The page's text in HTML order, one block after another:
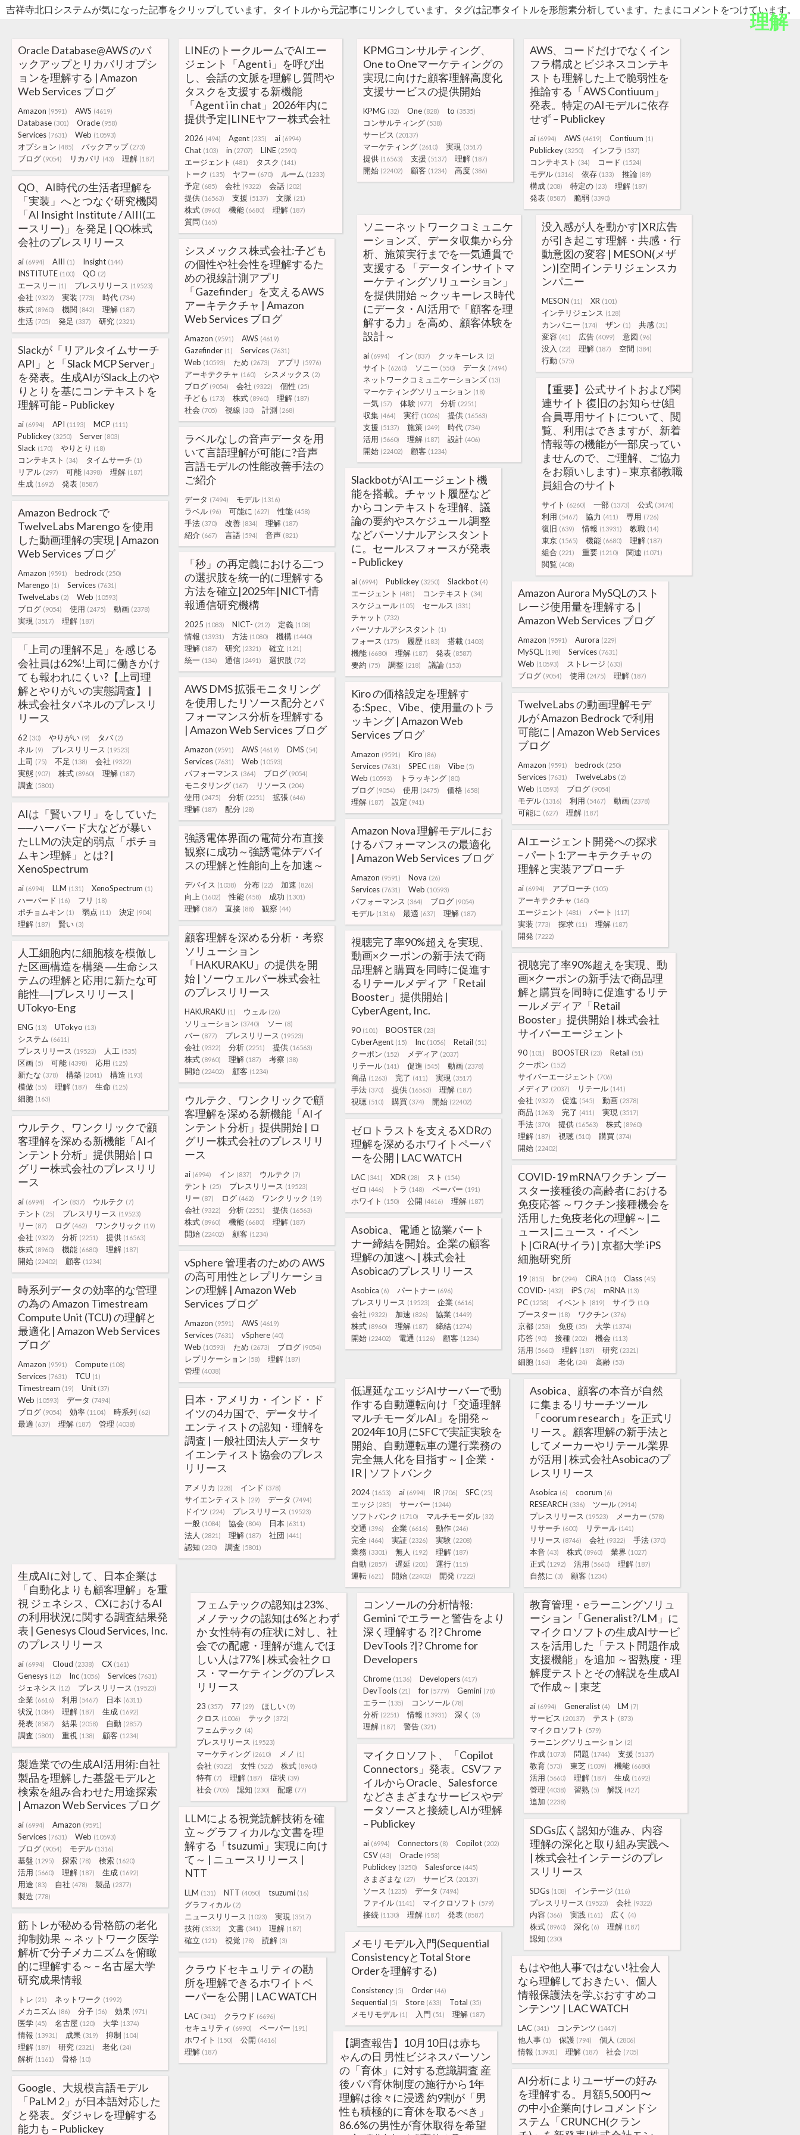
吉祥寺北口システムが気になった記事をクリップしています。タイトルから元記事にリンクしています。タグは記事タイトルを形態素分析しています。たまにコメントをつけています。
理解
Oracle Database@AWS のバ
ックアップとリカバリオプシ
ョンを理解する | Amazon
Web Services ブログ
Amazon (9591) AWS (4619)
Database (301) Oracle (958)
Services (7631) Web (10593)
オプション (485) バックアップ (273)
ブログ (9054) リカバリ (43) 理解 (187)
LINEのトークルームでAIエー
ジェント「Agent i」を呼び出
し、会話の文脈を理解し質問や
タスクを支援する新機能
「Agent i in chat」2026年内に
提供予定|LINEヤフー株式会社
2026 (494) Agent (235) ai (6994)
Chat (103) in (2707) LINE (2590)
エージェント (481) タスク (141)
トーク (135) ヤフー (670) ルーム (1233)
予定 (685) 会社 (9322) 会話 (202)
提供 (16563) 支援 (5137) 文脈 (21)
株式 (8960) 機能 (6680) 理解 (187)
質問 (165)
KPMGコンサルティング、
One to Oneマーケティングの
実現に向けた顧客理解高度化
支援サービスの提供開始
KPMG (32) One (828) to (3535)
コンサルティング (538)
サービス (20137)
マーケティング (2610) 実現 (3517)
提供 (16563) 支援 (5137) 理解 (187)
開始 (22402) 顧客 (1234) 高度 (386)
AWS、コードだけでなくイン
フラ構成とビジネスコンテキ
ストも理解した上で脆弱性を
推論する「AWS Contiuum」
発表。特定のAIモデルに依存
せず – Publickey
ai (6994) AWS (4619) Contiuum (1)
Publickey (3250) インフラ (537)
コンテキスト (34) コード (1524)
モデル (1316) 依存 (133) 推論 (89)
構成 (208) 特定の (23) 理解 (187)
発表 (8587) 脆弱 (3390)
QO、AI時代の生活者理解を
「実装」へとつなぐ研究機関
「AI Insight Institute / AIII(エ
ースリー)」を発足 | QO株式
会社のプレスリリース
ai (6994) AIII (1) Insight (144)
INSTITUTE (100) QO (2)
エースリー (1) プレスリリース (19523)
会社 (9322) 実装 (773) 時代 (734)
株式 (8960) 機関 (842) 理解 (187)
生活 (705) 発足 (337) 研究 (2321)
ソニーネットワークコミュニケ
ーションズ、データ収集から分
析、施策実行までを一気通貫で
支援する 「データインサイトマ
ーケティングソリューション」
を提供開始 ～クッキーレス時代
にデータ・AI活用で「顧客を理
解する力」を高め、顧客体験を
設計～
ai (6994) イン (837) クッキーレス (2)
サイト (6260) ソニー (550) データ (7494)
ネットワークコミュニケーションズ (13)
マーケティングソリューション (18)
一気 (57) 体験 (977) 分析 (2251)
収集 (464) 実行 (1026) 提供 (16563)
支援 (5137) 施策 (249) 時代 (734)
活用 (5660) 理解 (187) 設計 (406)
開始 (22402) 顧客 (1234)
没入感が人を動かす|XR広告
が引き起こす理解・共感・行
動意図の変容 | MESON(メザ
ン)|空間インテリジェンスカ
ンパニー
MESON (11) XR (101)
インテリジェンス (128)
カンパニー (174) ザン (1) 共感 (31)
変容 (41) 広告 (4099) 意図 (96)
没入 (22) 理解 (187) 空間 (384)
行動 (575)
シスメックス株式会社:子ども
の個性や社会性を理解するた
めの視線計測アプリ
「Gazefinder」を支えるAWS
アーキテクチャ | Amazon
Web Services ブログ
Amazon (9591) AWS (4619)
Gazefinder (1) Services (7631)
Web (10593) ため (2673) アプリ (5976)
アーキテクチャ (160) シスメックス (2)
ブログ (9054) 会社 (9322) 個性 (25)
子ども (173) 株式 (8960) 理解 (187)
社会 (705) 視線 (30) 計測 (268)
Slackが「リアルタイムサーチ
API」と「Slack MCP Server」
を発表。生成AIがSlack上のや
りとりを基にコンテキストを
理解可能 – Publickey
ai (6994) API (1193) MCP (111)
Publickey (3250) Server (803)
Slack (170) やりとり (18)
コンテキスト (34) タイムサーチ (1)
リアル (297) 可能 (4398) 理解 (187)
生成 (1692) 発表 (8587)
【重要】公式サイトおよび関
連サイト 復旧のお知らせ(組
合員専用サイトについて、閲
覧、利用はできますが、新着
情報等の機能が一部戻ってい
ませんので、ご理解、ご協力
をお願いします) – 東京都教職
員組合のサイト
サイト (6260) 一部 (1373) 公式 (3474)
利用 (5467) 協力 (411) 専用 (726)
復旧 (639) 情報 (13931) 教職 (14)
東京 (1565) 機能 (6680) 理解 (187)
組合 (221) 重要 (1210) 関連 (1071)
閲覧 (408)
ラベルなしの音声データを用
いて言語理解が可能に?音声
言語モデルの性能改善手法の
ご紹介
データ (7494) モデル (1316)
ラベル (96) 可能に (627) 性能 (458)
手法 (370) 改善 (834) 理解 (187)
紹介 (667) 言語 (594) 音声 (821)
SlackbotがAIエージェント機
能を搭載。チャット履歴など
からコンテキストを理解、議
論の要約やスケジュール調整
などパーソナルアシスタント
に。セールスフォースが発表
– Publickey
ai (6994) Publickey (3250) Slackbot (4)
エージェント (481) コンテキスト (34)
スケジュール (105) セールス (331)
チャット (732)
パーソナルアシスタント (1)
フォース (175) 履歴 (183) 搭載 (1403)
機能 (6680) 理解 (187) 発表 (8587)
要約 (75) 調整 (218) 議論 (153)
Amazon Bedrock で
TwelveLabs Marengo を使用
した動画理解の実現 | Amazon
Web Services ブログ
Amazon (9591) bedrock (250)
Marengo (1) Services (7631)
TwelveLabs (2) Web (10593)
ブログ (9054) 使用 (2475) 動画 (2378)
実現 (3517) 理解 (187)
「秒」の再定義における二つ
の選択肢を統一的に理解する
方法を確立|2025年|NICT-情
報通信研究機構
2025 (1083) NICT- (212) 定義 (108)
情報 (13931) 方法 (1080) 機構 (1440)
理解 (187) 研究 (2321) 確立 (121)
統一 (134) 通信 (2491) 選択肢 (72)
Amazon Aurora MySQLのスト
レージ使用量を理解する |
Amazon Web Services ブログ
Amazon (9591) Aurora (229)
MySQL (198) Services (7631)
Web (10593) ストレージ (633)
ブログ (9054) 使用 (2475) 理解 (187)
「上司の理解不足」を感じる
会社員は62%!上司に働きかけ
ても報われにくい?【上司理
解とやりがいの実態調査】 |
株式会社タバネルのプレスリ
リース
62 (30) やりがい (9) タバ (2)
ネル (9) プレスリリース (19523)
上司 (75) 不足 (138) 会社 (9322)
実態 (907) 株式 (8960) 理解 (187)
調査 (5801)
AWS DMS 拡張モニタリング
を使用したリソース配分とパ
フォーマンス分析を理解する
| Amazon Web Services ブログ
Amazon (9591) AWS (4619) DMS (54)
Services (7631) Web (10593)
パフォーマンス (364) ブログ (9054)
モニタリング (167) リソース (204)
使用 (2475) 分析 (2251) 拡張 (646)
理解 (187) 配分 (28)
Kiro の価格設定を理解す
る:Spec、Vibe、使用量のトラ
ッキング | Amazon Web
Services ブログ
Amazon (9591) Kiro (86)
Services (7631) SPEC (18) Vibe (5)
Web (10593) トラッキング (80)
ブログ (9054) 使用 (2475) 価格 (658)
理解 (187) 設定 (941)
TwelveLabs の動画理解モデ
ルが Amazon Bedrock で利用
可能に | Amazon Web Services
ブログ
Amazon (9591) bedrock (250)
Services (7631) TwelveLabs (2)
Web (10593) ブログ (9054)
モデル (1316) 利用 (5467) 動画 (2378)
可能に (627) 理解 (187)
AIは「賢いフリ」をしていた
──ハーバード大などが暴い
たLLMの決定的弱点「ポチョ
ムキン理解」とは? |
XenoSpectrum
ai (6994) LLM (131) XenoSpectrum (1)
ハーバード (16) フリ (18)
ポチョムキン (1) 弱点 (11) 決定 (904)
理解 (187) 賢い (3)
Amazon Nova 理解モデルにお
けるパフォーマンスの最適化
| Amazon Web Services ブログ
Amazon (9591) Nova (26)
Services (7631) Web (10593)
パフォーマンス (364) ブログ (9054)
モデル (1316) 最適 (637) 理解 (187)
強誘電体界面の電荷分布直接
観察に成功～強誘電体デバイ
スの理解と性能向上を加速～
デバイス (1038) 分布 (22) 加速 (826)
向上 (1602) 性能 (458) 成功 (1301)
理解 (187) 直接 (88) 観察 (44)
AIエージェント開発への探求
– パート1:アーキテクチャの
理解と実装アプローチ
ai (6994) アプローチ (105)
アーキテクチャ (160)
エージェント (481) パート (117)
実装 (773) 探求 (11) 理解 (187)
開発 (7222)
顧客理解を深める分析・考察
ソリューション
「HAKURAKU」の提供を開
始 | ソーウェルバー株式会社
のプレスリリース
HAKURAKU (1) ウェル (26)
ソリューション (3740) ソー (8)
バー (877) プレスリリース (19523)
会社 (9322) 分析 (2251) 提供 (16563)
株式 (8960) 理解 (187) 考察 (38)
開始 (22402) 顧客 (1234)
視聴完了率90%超えを実現、
動画×クーポンの新手法で商
品理解と購買を同時に促進す
るリテールメディア「Retail
Booster」提供開始 |
CyberAgent, Inc.
90 (101) BOOSTER (23)
CyberAgent (15) Inc (1056) Retail (51)
クーポン (152) メディア (2037)
リテール (141) 促進 (545) 動画 (2378)
商品 (1263) 完了 (411) 実現 (3517)
手法 (370) 提供 (16563) 理解 (187)
視聴 (510) 購買 (374) 開始 (22402)
視聴完了率90%超えを実現、動
画×クーポンの新手法で商品理
解と購買を同時に促進するリテ
ールメディア「Retail
Booster」提供開始 | 株式会社
サイバーエージェント
90 (101) BOOSTER (23) Retail (51)
クーポン (152)
サイバーエージェント (706)
メディア (2037) リテール (141)
会社 (9322) 促進 (545) 動画 (2378)
商品 (1263) 完了 (411) 実現 (3517)
手法 (370) 提供 (16563) 株式 (8960)
理解 (187) 視聴 (510) 購買 (374)
開始 (22402)
人工細胞内に細胞核を模倣し
た区画構造を構築 ―生命シス
テムの理解と応用に新たな可
能性―|プレスリリース |
UTokyo-Eng
ENG (13) UTokyo (13)
システム (6611)
プレスリリース (19523) 人工 (535)
区画 (5) 可能 (4398) 応用 (125)
新たな (378) 構築 (2041) 構造 (193)
模倣 (55) 理解 (187) 生命 (125)
細胞 (163)
ウルテク、ワンクリックで顧
客理解を深める新機能「AIイ
ンテント分析」提供開始 | ロ
グリー株式会社のプレスリリ
ース
ai (6994) イン (837) ウルテク (7)
テント (25) プレスリリース (19523)
リー (87) ログ (462) ワンクリック (19)
会社 (9322) 分析 (2251) 提供 (16563)
株式 (8960) 機能 (6680) 理解 (187)
開始 (22402) 顧客 (1234)
ウルテク、ワンクリックで顧
客理解を深める新機能「AIイ
ンテント分析」提供開始 | ロ
グリー株式会社のプレスリリ
ース
ai (6994) イン (837) ウルテク (7)
テント (25) プレスリリース (19523)
リー (87) ログ (462) ワンクリック (19)
会社 (9322) 分析 (2251) 提供 (16563)
株式 (8960) 機能 (6680) 理解 (187)
開始 (22402) 顧客 (1234)
ゼロトラストを支えるXDRの
理解を深めるホワイトペーパ
ーを公開 | LAC WATCH
LAC (341) XDR (28) スト (154)
ゼロ (446) トラ (148) ペーパー (191)
ホワイト (150) 公開 (4616) 理解 (187)
COVID-19 mRNAワクチン ブー
スター接種後の高齢者における
免疫応答 ～ワクチン接種機会を
活用した免疫老化の理解～|ニ
ュース|ニュース・イベン
ト|CiRA(サイラ) | 京都大学 iPS
細胞研究所
19 (815) br (294) CiRA (10) Class (45)
COVID- (432) iPS (76) mRNA (13)
PC (1258) イベント (819) サイラ (10)
ブースター (18) ワクチン (376)
京都 (253) 免疫 (35) 大学 (1374)
応答 (90) 接種 (202) 機会 (113)
活用 (5660) 理解 (187) 研究 (2321)
細胞 (163) 老化 (24) 高齢 (53)
Asobica、電通と協業パート
ナー締結を開始。企業の顧客
理解の加速へ | 株式会社
Asobicaのプレスリリース
Asobica (6) パートナー (696)
プレスリリース (19523) 企業 (6616)
会社 (9322) 加速 (826) 協業 (1449)
株式 (8960) 理解 (187) 締結 (1274)
開始 (22402) 電通 (1126) 顧客 (1234)
vSphere 管理者のための AWS
の高可用性とレプリケーショ
ンの理解 | Amazon Web
Services ブログ
Amazon (9591) AWS (4619)
Services (7631) vSphere (40)
Web (10593) ため (2673) ブログ (9054)
レプリケーション (58) 理解 (187)
管理 (4038)
低遅延なエッジAIサーバーで動
作する自動運転向け「交通理解
マルチモーダルAI」を開発～
2024年10月にSFCで実証実験を
開始、自動運転車の運行業務の
完全無人化を目指す～ | 企業・
IR | ソフトバンク
2024 (1653) ai (6994) IR (706) SFC (25)
エッジ (285) サーバー (1244)
ソフトバンク (1710) マルチモーダル (32)
交通 (396) 企業 (6616) 動作 (246)
完全 (464) 実証 (2326) 実験 (2208)
業務 (3301) 無人 (192) 理解 (187)
自動 (2857) 遅延 (201) 運行 (115)
運転 (621) 開始 (22402) 開発 (7222)
時系列データの効率的な管理
の為の Amazon Timestream
Compute Unit (TCU) の理解と
最適化 | Amazon Web Services
ブログ
Amazon (9591) Compute (108)
Services (7631) TCU (1)
Timestream (19) Unit (37)
Web (10593) データ (7494)
ブログ (9054) 効率 (1104) 時系列 (62)
最適 (637) 理解 (187) 管理 (4038)
Asobica、顧客の本音が自然
に集まるリサーチツール
「coorum research」を正式リ
リース。顧客理解の新手法と
してメーカーやリテール業界
が活用 | 株式会社Asobicaのプ
レスリリース
Asobica (6) coorum (6)
RESEARCH (336) ツール (2914)
プレスリリース (19523) メーカー (578)
リサーチ (600) リテール (141)
リリース (8746) 会社 (9322) 手法 (370)
本音 (43) 株式 (8960) 業界 (1027)
正式 (1292) 活用 (5660) 理解 (187)
自然に (3) 顧客 (1234)
日本・アメリカ・インド・ド
イツの4カ国で、データサイ
エンティストの認知・理解を
調査 | 一般社団法人データサ
イエンティスト協会のプレス
リリース
アメリカ (228) インド (378)
サイエンティスト (29) データ (7494)
ドイツ (224) プレスリリース (19523)
一般 (1084) 協会 (804) 日本 (6311)
法人 (2821) 理解 (187) 社団 (441)
認知 (230) 調査 (5801)
生成AIに対して、日本企業は
「自動化よりも顧客理解」を重
視 ジェネシス、CXにおけるAI
の利用状況に関する調査結果発
表 | Genesys Cloud Services, Inc.
のプレスリリース
ai (6994) Cloud (2338) CX (161)
Genesys (12) Inc (1056) Services (7631)
ジェネシス (12) プレスリリース (19523)
企業 (6616) 利用 (5467) 日本 (6311)
状況 (1084) 理解 (187) 生成 (1692)
発表 (8587) 結果 (2058) 自動 (2857)
調査 (5801) 重視 (138) 顧客 (1234)
フェムテックの認知は23%、
メノテックの認知は6%とわず
か 女性特有の症状に対し、社
会での配慮・理解が進んでほ
しい人は77% | 株式会社クロ
ス・マーケティングのプレス
リリース
23 (357) 77 (29) ほしい (9)
クロス (1006) テック (372)
フェムテック (4)
プレスリリース (19523)
マーケティング (2610) メノ (1)
会社 (9322) 女性 (522) 株式 (8960)
特有 (7) 理解 (187) 症状 (39)
社会 (705) 認知 (230) 配慮 (77)
コンソールの分析情報:
Gemini でエラーと警告をより
深く理解する ?|? Chrome
DevTools ?|? Chrome for
Developers
Chrome (1136) Developers (417)
DevTools (21) for (5779) Gemini (78)
エラー (135) コンソール (78)
分析 (2251) 情報 (13931) 深く (3)
理解 (187) 警告 (321)
教育管理・eラーニングソリュ
ーション「Generalist?/LM」に
マイクロソフトの生成AIサービ
スを活用した「テスト問題作成
支援機能」を追加 ～習熟度・理
解度テストとその解説を生成AI
で作成～ | 東芝
ai (6994) Generalist (4) LM (7)
サービス (20137) テスト (873)
マイクロソフト (579)
ラーニングソリューション (2)
作成 (1073) 問題 (1744) 支援 (5137)
教育 (573) 東芝 (1039) 機能 (6680)
活用 (5660) 理解 (187) 生成 (1692)
管理 (4038) 習熟 (5) 解説 (427)
追加 (2238)
マイクロソフト、「Copilot
Connectors」発表。CSVファ
イルからOracle、Salesforce
などさまざまなサービスやデ
ータソースと接続しAIが理解
– Publickey
ai (6994) Connectors (8) Copilot (202)
CSV (43) Oracle (958)
Publickey (3250) Salesforce (445)
さまざまな (27) サービス (20137)
ソース (1235) データ (7494)
ファイル (1141) マイクロソフト (579)
接続 (1130) 理解 (187) 発表 (8587)
製造業での生成AI活用術:自社
製品を理解した基盤モデルと
検索を組み合わせた用途探索
| Amazon Web Services ブログ
ai (6994) Amazon (9591)
Services (7631) Web (10593)
ブログ (9054) モデル (1316)
基盤 (1295) 探索 (78) 検索 (1620)
活用 (5660) 理解 (187) 生成 (1692)
用途 (83) 自社 (478) 製品 (2377)
製造 (778)
LLMによる視覚読解技術を確
立～グラフィカルな文書を理
解する「tsuzumi」実現に向け
て～ | ニュースリリース |
NTT
LLM (131) NTT (4050) tsuzumi (16)
グラフィカル (2)
ニュースリリース (1023) 実現 (3517)
技術 (3532) 文書 (341) 理解 (187)
確立 (121) 視覚 (78) 読解 (3)
SDGs広く認知が進み、内容
理解の深化と取り組み実践へ
| 株式会社インテージのプレ
スリリース
SDGs (108) インテージ (116)
プレスリリース (19523) 会社 (9322)
内容 (366) 実践 (161) 広く (4)
株式 (8960) 深化 (6) 理解 (187)
認知 (230)
筋トレが秘める骨格筋の老化
抑制効果 ～ネットワーク医学
解析で分子メカニズムを俯瞰
的に理解する～ – 名古屋大学
研究成果情報
トレ (21) ネットワーク (1992)
メカニズム (86) 分子 (56) 効果 (971)
医学 (45) 名古屋 (120) 大学 (1374)
情報 (13931) 成果 (319) 抑制 (104)
理解 (187) 研究 (2321) 老化 (24)
解析 (1161) 骨格 (10)
メモリモデル入門(Sequential
ConsistencyとTotal Store
Orderを理解する)
Consistency (5) Order (46)
Sequential (5) Store (633) Total (35)
メモリモデル (1) 入門 (51) 理解 (187)
もはや他人事ではない!社会人
なら理解しておきたい、個人
情報保護法を学ぶおすすめコ
ンテンツ | LAC WATCH
LAC (341) コンテンツ (1447)
他人事 (1) 保護 (794) 個人 (2806)
情報 (13931) 理解 (187) 社会 (705)
クラウドセキュリティの勘
所を理解できるホワイトペ
ーパーを公開 | LAC WATCH
LAC (341) クラウド (6696)
セキュリティ (6990) ペーパー (191)
ホワイト (150) 公開 (4616)
理解 (187)
【調査報告】10月10日は赤ち
ゃんの日 男性ビジネスパーソン
の「育休」に対する意識調査 産
後パパ育休制度の施行から1年
理解は徐々に浸透 約9割が「男
性も積極的に育休を取るべき」
86.6%の男性が育休取得を希望
AI分析によりユーザーの好み
を理解する。月額5,500円〜
の中小企業向けレコメンドシ
ステム「CRUNCH(クラン
Google、大規模言語モデル
「PaLM 2」が日本語対応した
と発表。ダジャレを理解する
能力も – Publickey